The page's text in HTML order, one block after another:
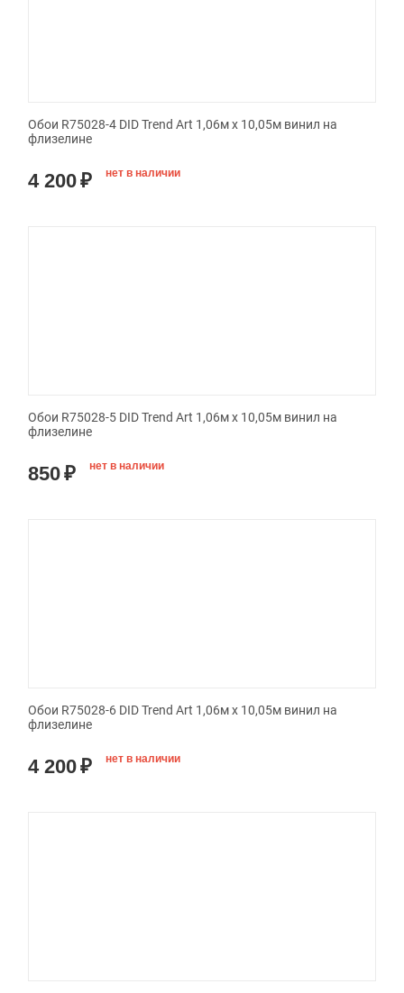
Обои R75028-4 DID Trend Art 1,06м х 10,05м винил на
флизелине
4 200₽ нет в наличии
Обои R75028-5 DID Trend Art 1,06м х 10,05м винил на
флизелине
850₽ нет в наличии
Обои R75028-6 DID Trend Art 1,06м х 10,05м винил на
флизелине
4 200₽ нет в наличии